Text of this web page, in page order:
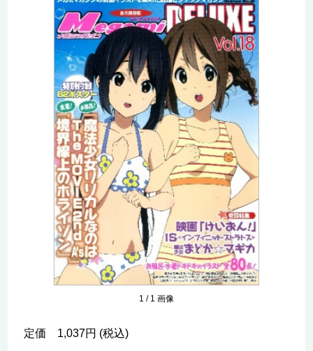
1 / 1 画像
定価 1,037円 (税込)